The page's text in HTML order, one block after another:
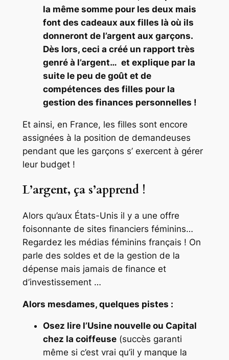
la même somme pour les deux mais
font des cadeaux aux filles là où ils
donneront de l’argent aux garçons.
Dès lors, ceci a créé un rapport très
genré à l’argent… et explique par la
suite le peu de goût et de
compétences des filles pour la
gestion des finances personnelles !
Et ainsi, en France, les filles sont encore
assignées à la position de demandeuses
pendant que les garçons s’ exercent à gérer
leur budget !
L’argent, ça s’apprend !
Alors qu’aux États-Unis il y a une offre
foisonnante de sites financiers féminins…
Regardez les médias féminins français ! On
parle des soldes et de la gestion de la
dépense mais jamais de finance et
d’investissement …
Alors mesdames, quelques pistes :
Osez lire l’Usine nouvelle ou Capital
chez la coiffeuse(succès garanti
même si c’est vrai qu’il y manque la